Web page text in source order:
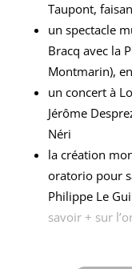
Taupont,
un spectacle
Bracq avec la
Montmarin),
un concert à
Jérôme
Néri
la création
oratorio pour
Philippe Le
savoir + sur